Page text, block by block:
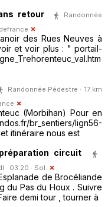
retour
Randonnée
des Rues Neuves à
et voir plus : " portail-
Randonnée Pédestre · 17 km
(Morbihan) Pour en
br_sentiers/lign56-
itinéraire nous est
circuit
· 03:20 · Sol.
de Brocéliande
du Pas du Houx . Suivre
demi tour , tourner à